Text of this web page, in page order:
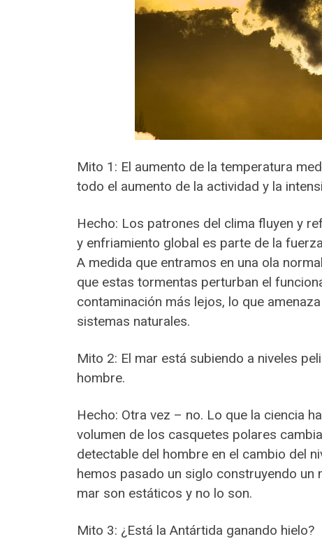
Mito 1: El aumento de la temperatura
todo el aumento de la actividad y la
Hecho: Los patrones del clima fluyen y
y enfriamiento global es parte de la
A medida que entramos en una ola
que estas tormentas perturban el
contaminación más lejos, lo que
sistemas naturales.
Mito 2: El mar está subiendo a niveles
hombre.
Hecho: Otra vez – no. Lo que la ciencia
volumen de los casquetes polares
detectable del hombre en el cambio del
hemos pasado un siglo construyendo un
mar son estáticos y no lo son.
Mito 3: ¿Está la Antártida ganando hielo?